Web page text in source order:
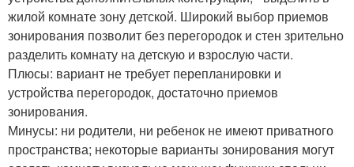
жилой комнате зону детской. Широкий выбор приемов
зонирования позволит без перегородок и стен зрительно
разделить комнату на детскую и взрослую части.
Плюсы: вариант не требует перепланировки и
устройства перегородок, достаточно приемов
зонирования.
Минусы: ни родители, ни ребенок не имеют приватного
пространства; некоторые варианты зонирования могут